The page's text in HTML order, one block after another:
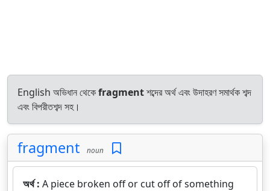
English অভিধান থেকেfragmentশব্দের অর্থ এবং উদাহরণ সমার্থক শব্দ
এবং বিপরীতশব্দ সহ।
fragment noun
অর্থ : A piece broken off or cut off of something